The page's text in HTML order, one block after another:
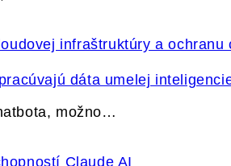
dáta umelej
možno…